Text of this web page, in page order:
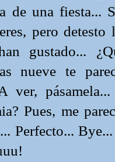
de una fiesta...
pero detesto
gustado...
nueve te
ver,
Pues, me
Perfecto...